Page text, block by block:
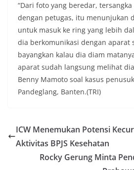
“Dari foto yang beredar,
dengan petugas, itu menunjukan
untuk masuk ke ring yang lebih
dia berkomunikasi dengan aparat
bayangkan kalau dia diam
aparat sudah langsung melihat
Benny Mamoto soal kasus
Pandeglang, Banten.(TRI)
ICW Menemukan Potensi
Aktivitas BPJS Kesehatan
Rocky Gerung Minta